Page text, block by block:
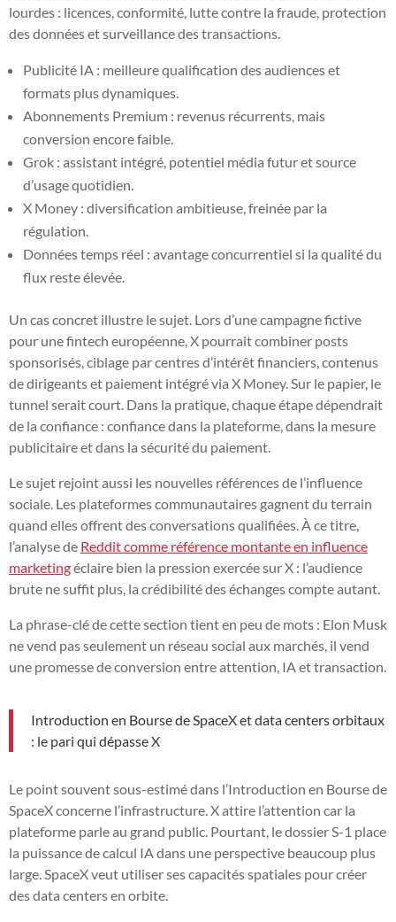
lourdes : licences, conformité, lutte contre la fraude, protection
des données et surveillance des transactions.
Publicité IA : meilleure qualification des audiences et
formats plus dynamiques.
Abonnements Premium : revenus récurrents, mais
conversion encore faible.
Grok : assistant intégré, potentiel média futur et source
d’usage quotidien.
X Money : diversification ambitieuse, freinée par la
régulation.
Données temps réel : avantage concurrentiel si la qualité du
flux reste élevée.
Un cas concret illustre le sujet. Lors d’une campagne fictive
pour une fintech européenne, X pourrait combiner posts
sponsorisés, ciblage par centres d’intérêt financiers, contenus
de dirigeants et paiement intégré via X Money. Sur le papier, le
tunnel serait court. Dans la pratique, chaque étape dépendrait
de la confiance : confiance dans la plateforme, dans la mesure
publicitaire et dans la sécurité du paiement.
Le sujet rejoint aussi les nouvelles références de l’influence
sociale. Les plateformes communautaires gagnent du terrain
quand elles offrent des conversations qualifiées. À ce titre,
l’analyse de Reddit comme référence montante en influence
marketingéclaire bien la pression exercée sur X : l’audience
brute ne suffit plus, la crédibilité des échanges compte autant.
La phrase-clé de cette section tient en peu de mots : Elon Musk
ne vend pas seulement un réseau social aux marchés, il vend
une promesse de conversion entre attention, IA et transaction.
Introduction en Bourse de SpaceX et data centers orbitaux
: le pari qui dépasse X
Le point souvent sous-estimé dans l’Introduction en Bourse de
SpaceX concerne l’infrastructure. X attire l’attention car la
plateforme parle au grand public. Pourtant, le dossier S-1 place
la puissance de calcul IA dans une perspective beaucoup plus
large. SpaceX veut utiliser ses capacités spatiales pour créer
des data centers en orbite.